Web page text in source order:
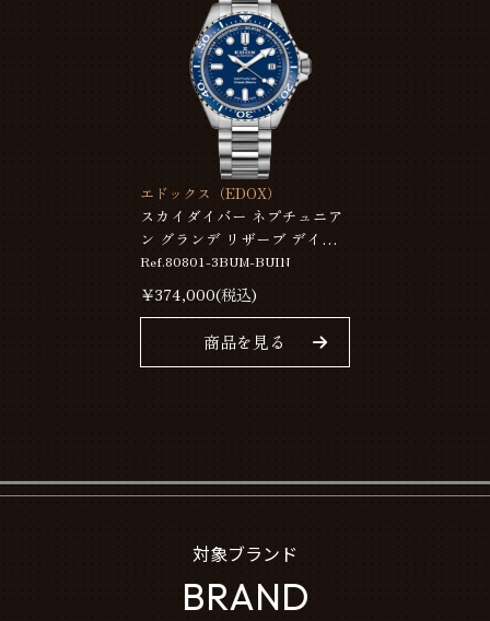
エドックス（EDOX）
スカイダイバー ネプチュニア
ン グランデ リザーブ デイト
オートマティック 80801-
3BUM-BUIN
Ref.80801-3BUM-BUIN
￥374,000(税込)
商品を見る
対象ブランド
BRAND